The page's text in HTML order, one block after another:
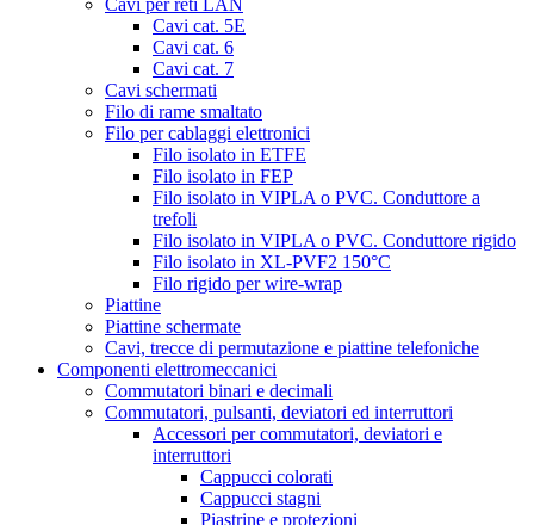
Cavi per reti LAN
Cavi cat. 5E
Cavi cat. 6
Cavi cat. 7
Cavi schermati
Filo di rame smaltato
Filo per cablaggi elettronici
Filo isolato in ETFE
Filo isolato in FEP
Filo isolato in VIPLA o PVC. Conduttore a
trefoli
Filo isolato in VIPLA o PVC. Conduttore rigido
Filo isolato in XL-PVF2 150°C
Filo rigido per wire-wrap
Piattine
Piattine schermate
Cavi, trecce di permutazione e piattine telefoniche
Componenti elettromeccanici
Commutatori binari e decimali
Commutatori, pulsanti, deviatori ed interruttori
Accessori per commutatori, deviatori e
interruttori
Cappucci colorati
Cappucci stagni
Piastrine e protezioni